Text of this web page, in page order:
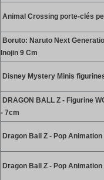
Animal Crossing porte-clés
Boruto: Naruto Next
Inojin 9 Cm
Disney Mystery Minis
DRAGON BALL Z - Figurine
- 7cm
Dragon Ball Z - Pop Animation
Dragon Ball Z - Pop